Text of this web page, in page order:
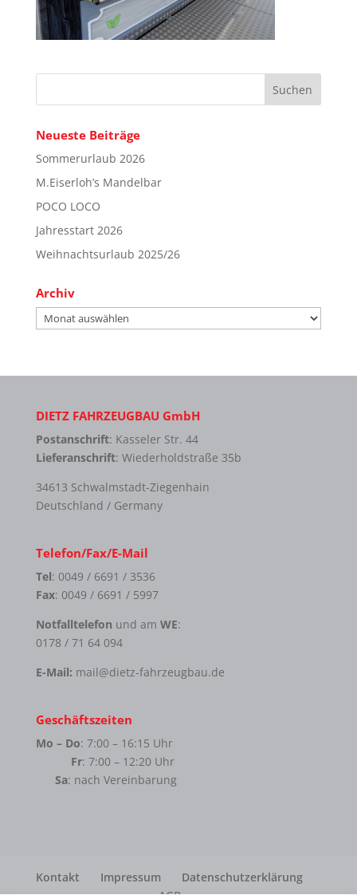
Neueste Beiträge
Sommerurlaub 2026
M.Eiserloh’s Mandelbar
POCO LOCO
Jahresstart 2026
Weihnachtsurlaub 2025/26
Archiv
Archiv
DIETZ FAHRZEUGBAU GmbH
Postanschrift: Kasseler Str. 44
Lieferanschrift: Wiederholdstraße 35b
34613 Schwalmstadt-Ziegenhain
Deutschland / Germany
Telefon/Fax/E-Mail
Tel: 0049 / 6691 / 3536
Fax: 0049 / 6691 / 5997
Notfalltelefon und am WE:
0178 / 71 64 094
E-Mail: mail@dietz-fahrzeugbau.de
Geschäftszeiten
Mo – Do: 7:00 – 16:15 Uhr
Fr: 7:00 – 12:20 Uhr
Sa: nach Vereinbarung
Kontakt Impressum
Datenschutzerklärung